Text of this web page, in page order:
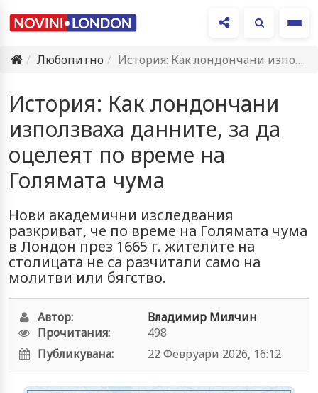
Любопитно
История: Как лондончани използваха данните, за да оцелеят по време…
История: Как лондончани
използваха данните, за да
оцелеят по време на
Голямата чума
Нови академични изследвания
разкриват, че по време на Голямата чума
в Лондон през 1665 г. жителите на
столицата не са разчитали само на
молитви или бягство.
Автор:
Владимир Милчин
Прочитания:
498
Публикувана:
22 Февруари 2026, 16:12